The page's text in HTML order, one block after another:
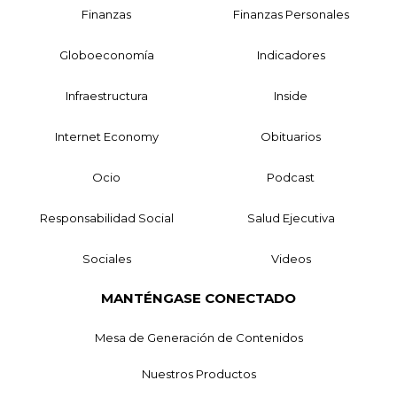
Finanzas Finanzas Personales
Globoeconomía Indicadores
Infraestructura Inside
Internet Economy Obituarios
Ocio Podcast
Responsabilidad Social Salud Ejecutiva
Sociales Videos
MANTÉNGASE CONECTADO
Mesa de Generación de Contenidos
Nuestros Productos